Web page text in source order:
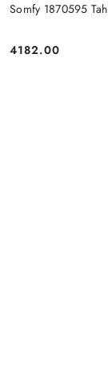
Somfy 1870595
Cena:
4182.00